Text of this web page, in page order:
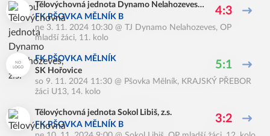
Tělovýchovná jednota Dynamo Nelahozeves,
z.s.
FK PŠOVKA MĚLNÍK B 4:3
ne 3. 11. 2024 10:30 @ TJ Dynamo Nelahozeves, OP
mladší žáci, 11. kolo
FK PŠOVKA MĚLNÍK
SK Hořovice
5:1
so 9. 11. 2024 11:30 @ Pšovka Mělník, KRAJSKÝ PŘEBOR
žáci U13, 14. kolo
Tělovýchovná jednota Sokol Libiš, z.s.
FK PŠOVKA MĚLNÍK B
3:2